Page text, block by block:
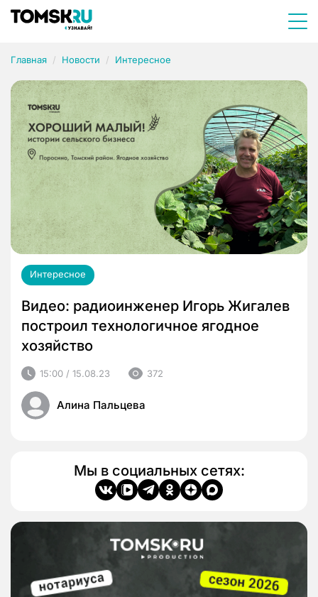
Главная Новости Интересное
Интересное
Видео: радиоинженер Игорь Жигалев
построил технологичное ягодное
хозяйство
15:00 / 15.08.23 372
Алина Пальцева
Мы в социальных сетях: